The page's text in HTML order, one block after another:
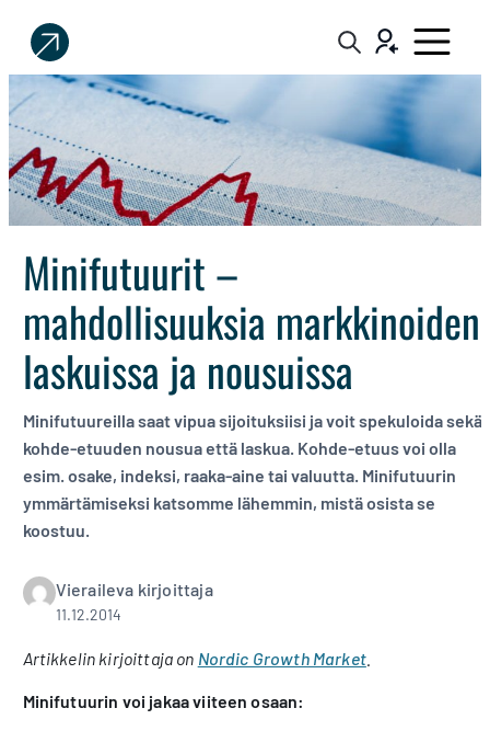
Sijoittaja.fi
Tee
parempia
sijoituspäätöksiä
Minifutuurit –
mahdollisuuksia markkinoiden
laskuissa ja nousuissa
Minifutuureilla saat vipua sijoituksiisi ja voit spekuloida sekä
kohde-etuuden nousua että laskua. Kohde-etuus voi olla
esim. osake, indeksi, raaka-aine tai valuutta. Minifutuurin
ymmärtämiseksi katsomme lähemmin, mistä osista se
koostuu.
Vieraileva kirjoittaja
11.12.2014
Artikkelin kirjoittaja on Nordic Growth Market.
Minifutuurin voi jakaa viiteen osaan: